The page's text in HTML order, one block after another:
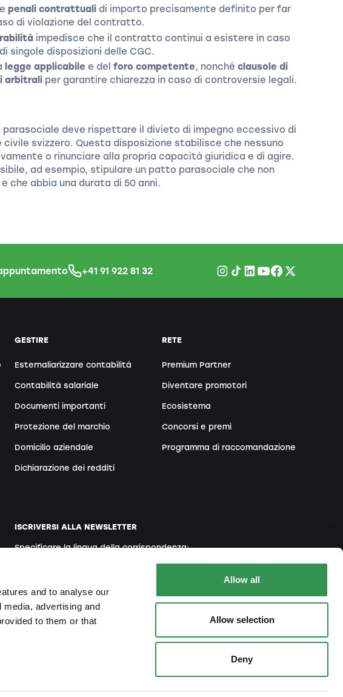
and to analyse our
advertising and
to them or that
Allow all
Allow selection
Deny
penali contrattualidi importo precisamente definito per far
di violazione del contratto.
impedisce che il contratto continui a esistere in caso
singole disposizioni delle CGC.
legge applicabile e del foro competente, nonché clausole di
arbitraliper garantire chiarezza in caso di controversie legali.
deve rispettare il divieto di impegno eccessivo di
civile svizzero. Questa disposizione stabilisce che nessuno
o rinunciare alla propria capacità giuridica e di agire.
ad esempio, stipulare un patto parasociale che non
che abbia una durata di 50 anni.
+41 91 922 81 32
GESTIRE
Esternaliarizzare contabilità
Contabilità salariale
Documenti importanti
Protezione del marchio
Domicilio aziendale
Dichiarazione dei redditi
RETE
Premium Partner
Diventare promotori
Ecosistema
Concorsi e premi
Programma di raccomandazione
ISCRIVERSI ALLA NEWSLETTER
Specificare la lingua della corrispondenza:
Francese Italiano
Iscrivendosi si accetta la nostra Informativa sulla Privacy